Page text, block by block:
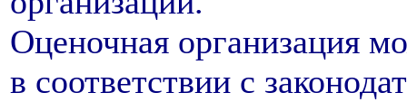
Оценочная организация
в соответствии с